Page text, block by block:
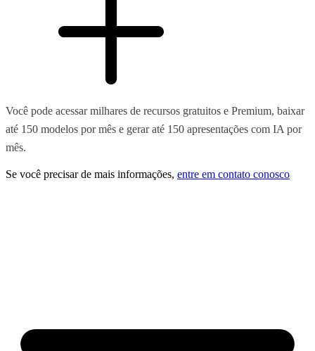
Você pode acessar milhares de recursos gratuitos e Premium, baixar
até 150 modelos por mês e gerar até 150 apresentações com IA por
mês.
Se você precisar de mais informações, entre em contato conosco